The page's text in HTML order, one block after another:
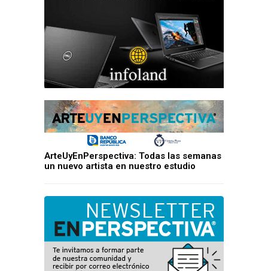
ArteUyEnPerspectiva: Todas las semanas
un nuevo artista en nuestro estudio